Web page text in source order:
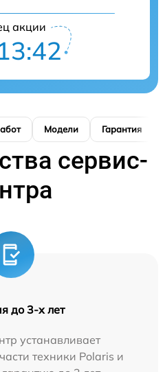
акции
Модели Гарантия
сервис-
до 3-х лет
устанавливает
техники Polaris и